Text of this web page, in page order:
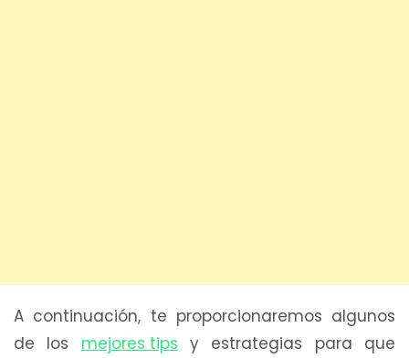
A continuación, te proporcionaremos algunos
de los mejores tips y estrategias para que